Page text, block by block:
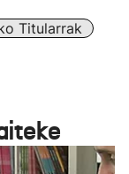
Titularrak